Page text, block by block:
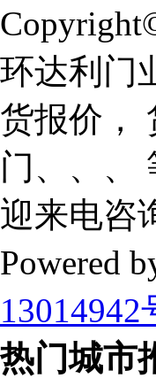
环达利门
货报价，
门、、、
迎来电咨
Powered
13014942
热门城市